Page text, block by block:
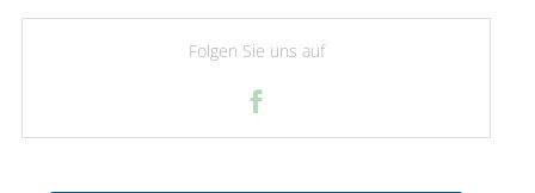
Folgen Sie uns auf